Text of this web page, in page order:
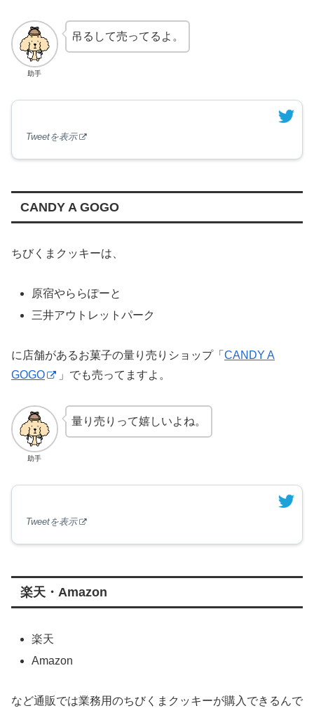
助手
吊るして売ってるよ。
Tweetを表示
CANDY A GOGO
ちびくまクッキーは、
原宿やららぽーと
三井アウトレットパーク
に店舗があるお菓子の量り売りショップ「 CANDY A
GOGO
」でも売ってますよ。
助手
量り売りって嬉しいよね。
Tweetを表示
楽天・Amazon
楽天
Amazon
など通販では業務用のちびくまクッキーが購入できるんで